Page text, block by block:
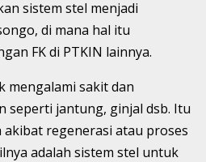
sistem stel menjadi
di mana hal itu
FK di PTKIN lainnya.
mengalami sakit dan
seperti jantung, ginjal dsb. Itu
regenerasi atau proses
adalah sistem stel untuk